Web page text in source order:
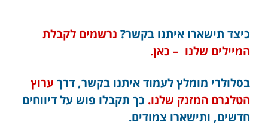
כיצד תישארו איתנו בקשר? נרשמים לקבלת
המיילים שלנו – כאן.
בסלולרי מומלץ לעמוד איתנו בקשר, דרך ערוץ
הטלגרם המזנק שלנו. כך תקבלו פוש על דיווחים
חדשים, ותישארו צמודים.